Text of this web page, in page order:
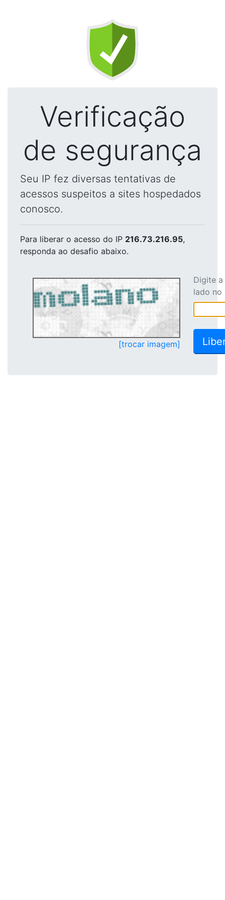
Verificação
de segurança
Seu IP fez diversas tentativas de
acessos suspeitos a sites hospedados
conosco.
Para liberar o acesso do IP 216.73.216.95,
responda ao desafio abaixo.
[trocar imagem]
Digite
lado no